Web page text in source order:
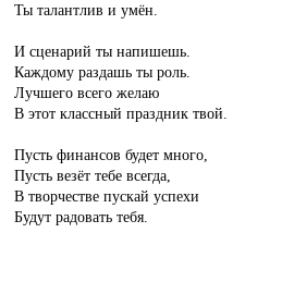
Ты талантлив и умён.
И сценарий ты напишешь.
Каждому раздашь ты роль.
Лучшего всего желаю
В этот классный праздник твой.
Пусть финансов будет много,
Пусть везёт тебе всегда,
В творчестве пускай успехи
Будут радовать тебя.